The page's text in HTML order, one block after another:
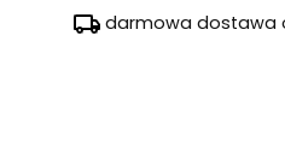
darmowa dostawa